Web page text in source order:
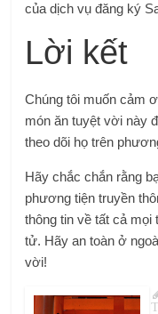
của dịch vụ đăng ký
Lời kết
Chúng tôi muốn cảm
món ăn tuyệt vời này
theo dõi họ trên
Hãy chắc chắn rằng
phương tiện truyền
thông tin về tất cả
tử. Hãy an toàn ở
vời!